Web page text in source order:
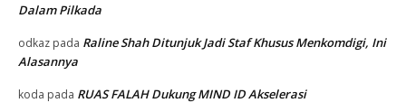
Dalam Pilkada
odkaz pada Raline Shah Ditunjuk Jadi Staf Khusus Menkomdigi, Ini
Alasannya
koda pada RUAS FALAH Dukung MIND ID Akselerasi